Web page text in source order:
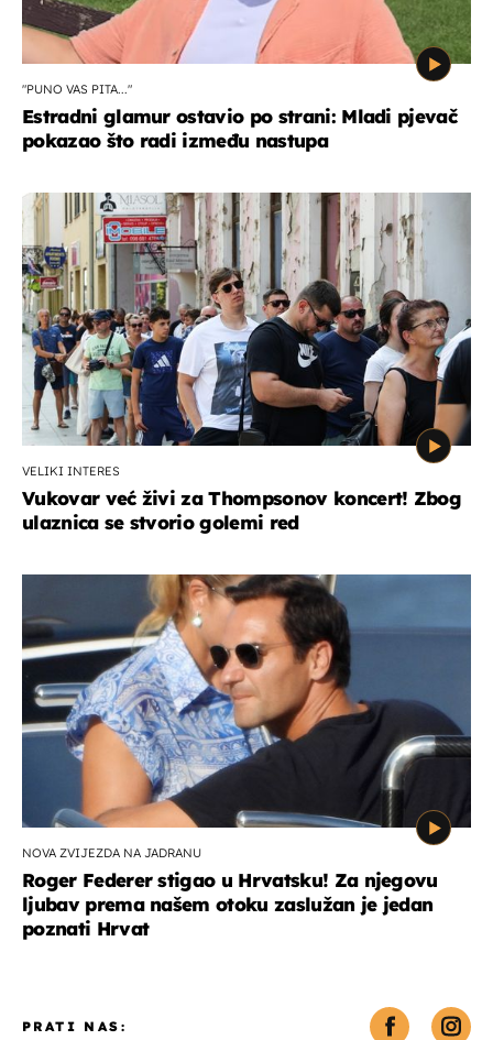
"PUNO VAS PITA..."
Estradni glamur ostavio po strani: Mladi pjevač
pokazao što radi između nastupa
VELIKI INTERES
Vukovar već živi za Thompsonov koncert! Zbog
ulaznica se stvorio golemi red
NOVA ZVIJEZDA NA JADRANU
Roger Federer stigao u Hrvatsku! Za njegovu
ljubav prema našem otoku zaslužan je jedan
poznati Hrvat
PRATI NAS: